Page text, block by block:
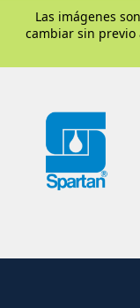
Las imágenes
cambiar sin previo